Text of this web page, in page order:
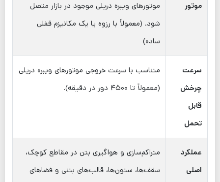
موتور
موتورهای ویبره دریلی موجود در بازار متصل
شود. (معمولاً با رزوه یا یک مکانیزم قفلی
ساده)
سرعت
چرخش
قابل
تحمل
متناسب با سرعت خروجی موتورهای ویبره دریلی
(معمولاً تا ۴۵۰۰ دور در دقیقه).
عملکرد
اصلی
متراکم‌سازی و هواگیری بتن در مقاطع کوچک،
سقف‌ها، ستون‌ها، قالب‌های بتنی و فضاهای